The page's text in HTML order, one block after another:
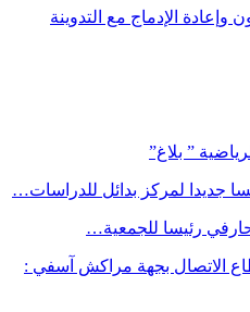
وإعادة الإدماج مع التدوينة
” بلاغ”
جديدا لمركز بدائل للدراسات…
رئيسا للجمعية…
الاتصال بجهة مراكش آسفي :